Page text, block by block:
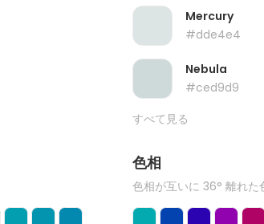
Mercury
#dde4e4
Nebula
#ced9d9
すべて見る
色相
色相が互いに 36° 離れた